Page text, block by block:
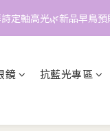
加入官方LINE｜領$50
0
定軸高光🌿新品早鳥
鏡 抗藍光專區